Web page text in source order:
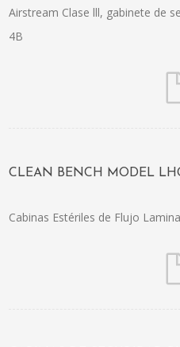
Airstream Clase lll, gabinete de
4B
CLEAN BENCH MODEL
Cabinas Estériles de Flujo